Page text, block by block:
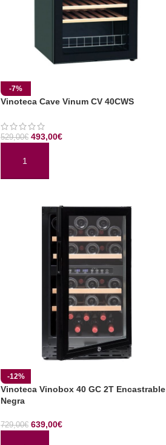
-7%
Vinoteca Cave Vinum CV 40CWS
529,00€ 493,00€
AÑADIR AL CARRITO
-12%
Vinoteca Vinobox 40 GC 2T Encastrable
Negra
729,00€ 639,00€